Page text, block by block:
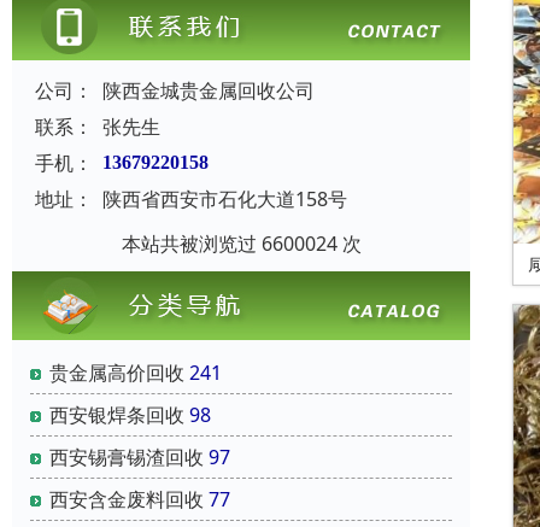
公司：
陕西金城贵金属回收公司
联系：
张先生
手机：
13679220158
地址：
陕西省西安市石化大道158号
本站共被浏览过 6600024 次
贵金属高价回收 241
西安银焊条回收 98
西安锡膏锡渣回收 97
西安含金废料回收 77